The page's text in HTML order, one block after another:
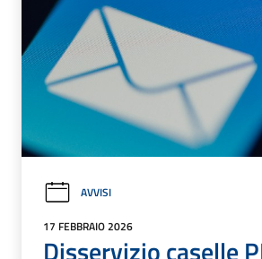
AVVISI
17 FEBBRAIO 2026
Disservizio caselle